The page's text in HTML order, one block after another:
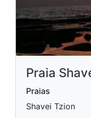
Praia
Praias
Shavei Tzion